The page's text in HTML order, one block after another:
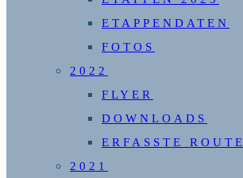
ETAPPENDATEN
FOTOS
2022
FLYER
DOWNLOADS
ERFASSTE ROUTE
2021